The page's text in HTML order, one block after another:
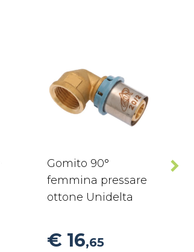
Gomito 90°
femmina pressare
ottone Unidelta
€ 16,65